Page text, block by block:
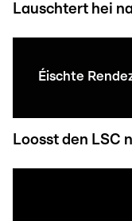
Lauschtert hei
Éischte
Loosst den LSC